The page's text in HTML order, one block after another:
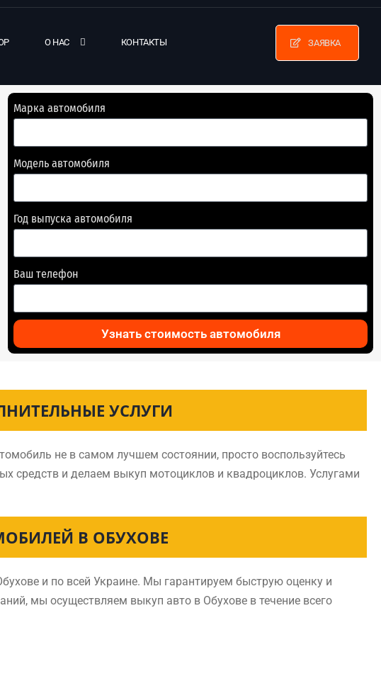
О НАС КОНТАКТЫ ЗАЯВКА
Марка автомобиля
Модель автомобиля
Год выпуска автомобиля
Ваш телефон
Узнать стоимость автомобиля
УСЛУГИ
не в самом лучшем состоянии, просто воспользуйтесь
средств и делаем выкуп мотоциклов и квадроциклов. Услугами
В ОБУХОВЕ
и по всей Украине. Мы гарантируем быструю оценку и
мы осуществляем выкуп авто в Обухове в течение всего